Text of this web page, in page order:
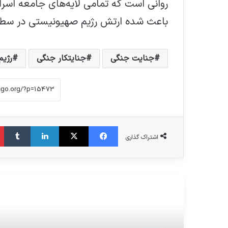
روانی است که تمامی لایه‌های جامعه
باعث شده ارتش رژیم صهیونیستی در
جنایت جنگی جنایتکار جنگی
اشتراک گذاری
فیس بوک X لینکدین